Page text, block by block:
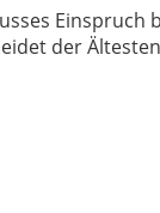
Einspruch
der